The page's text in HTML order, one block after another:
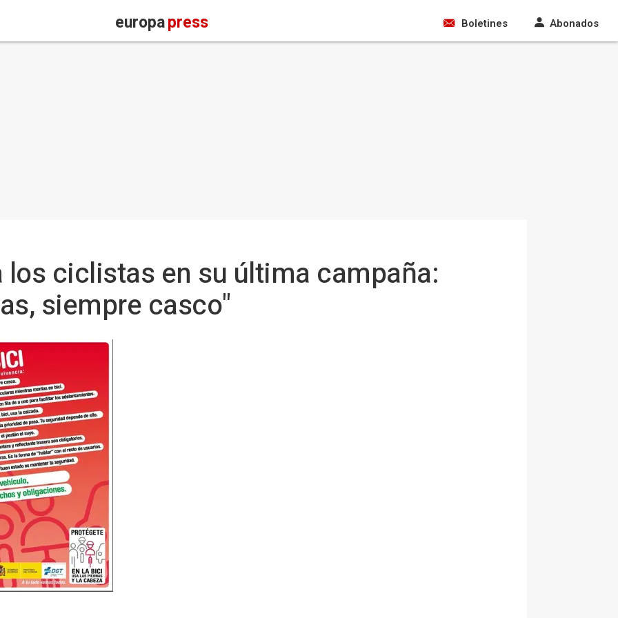
europapress Boletines Abonados
los ciclistas en su última campaña:
siempre casco"